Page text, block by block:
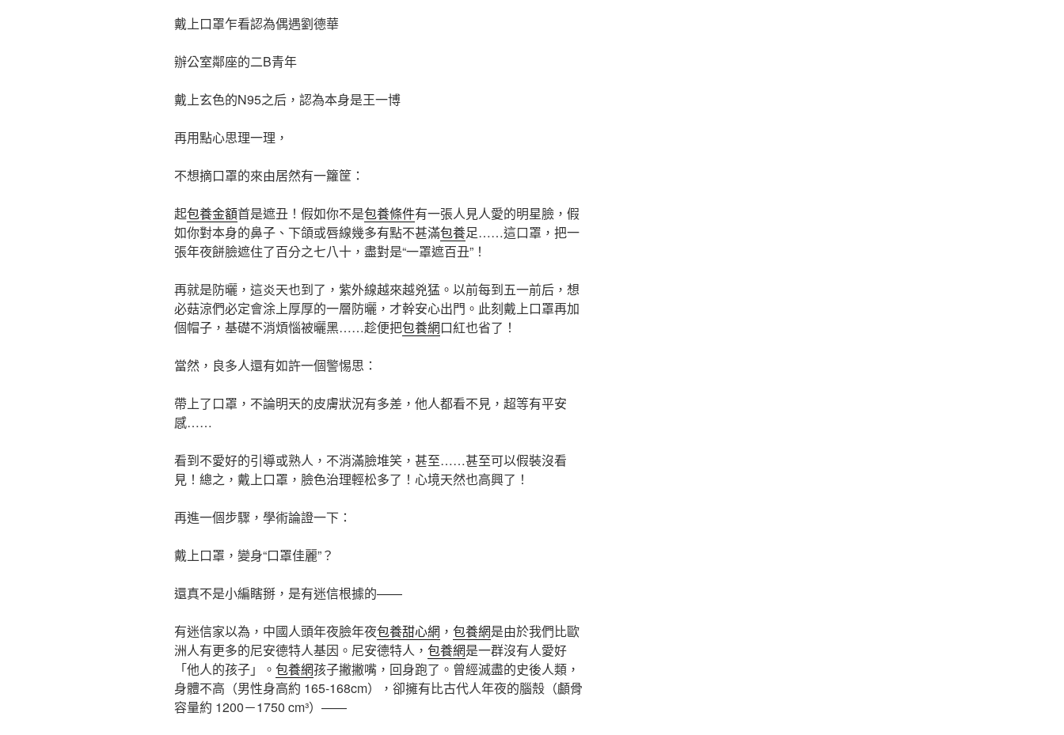
戴上口罩乍看認為偶遇劉德華
辦公室鄰座的二B青年
戴上玄色的N95之后，認為本身是王一博
再用點心思理一理，
不想摘口罩的來由居然有一籮筐：
起包養金額首是遮丑！假如你不是包養條件有一張人見人愛的明星臉，假
如你對本身的鼻子、下頜或唇線幾多有點不甚滿包養足……這口罩，把一
張年夜餅臉遮住了百分之七八十，盡對是“一罩遮百丑”！
再就是防曬，這炎天也到了，紫外線越來越兇猛。以前每到五一前后，想
必菇涼們必定會涂上厚厚的一層防曬，才幹安心出門。此刻戴上口罩再加
個帽子，基礎不消煩惱被曬黑……趁便把包養網口紅也省了！
當然，良多人還有如許一個警惕思：
帶上了口罩，不論明天的皮膚狀況有多差，他人都看不見，超等有平安
感……
看到不愛好的引導或熟人，不消滿臉堆笑，甚至……甚至可以假裝沒看
見！總之，戴上口罩，臉色治理輕松多了！心境天然也高興了！
再進一個步驟，學術論證一下：
戴上口罩，變身“口罩佳麗”？
還真不是小編瞎掰，是有迷信根據的——
有迷信家以為，中國人頭年夜臉年夜包養甜心網 ， 包養網是由於我們比歐
洲人有更多的尼安德特人基因。尼安德特人， 包養網是一群沒有人愛好
「他人的孩子」。 包養網孩子撇撇嘴，回身跑了。曾經滅盡的史後人類，
身體不高（男性身高約 165-168cm），卻擁有比古代人年夜的腦殼（顱骨
容量約 1200－1750 cm³）——